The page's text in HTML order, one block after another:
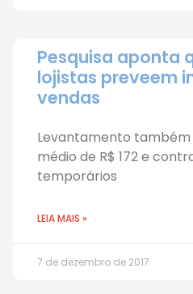
Pesquisa aponta
lojistas preveem
vendas
Levantamento
médio de R$ 172 e
temporários
LEIA MAIS »
7 de dezembro de 2017